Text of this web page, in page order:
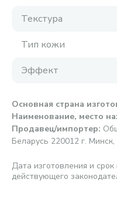
Текстура
Тип кожи
Эффект
Основная страна
Наименование, место
Продавец/импортер:
Беларусь 220012 г.
Дата изготовления и
действующего